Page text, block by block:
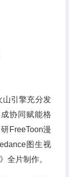
山引擎充分发
协同赋能格
FreeToon漫
图生视
全片制作。